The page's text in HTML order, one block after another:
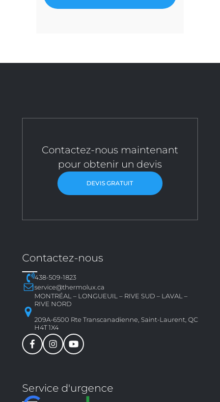
Contactez-nous maintenant
pour obtenir un devis
DEVIS GRATUIT
Contactez-nous
438-509-1823
service@thermolux.ca
MONTRÉAL – LONGUEUIL – RIVE SUD – LAVAL –
RIVE NORD
209A-6500 Rte Transcanadienne, Saint-Laurent, QC
H4T 1X4
Service d'urgence